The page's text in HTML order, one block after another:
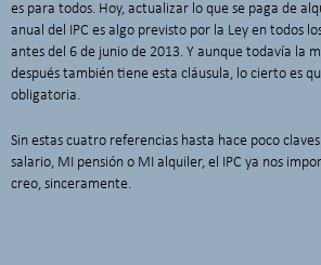
es para todos. Hoy, actualizar lo que se paga de
anual del IPC es algo previsto por la Ley en todos
antes del 6 de junio de 2013. Y aunque todavía la
después también tiene esta cláusula, lo cierto es
obligatoria.
Sin estas cuatro referencias hasta hace poco
salario, MI pensión o MI alquiler, el IPC ya nos
creo, sinceramente.